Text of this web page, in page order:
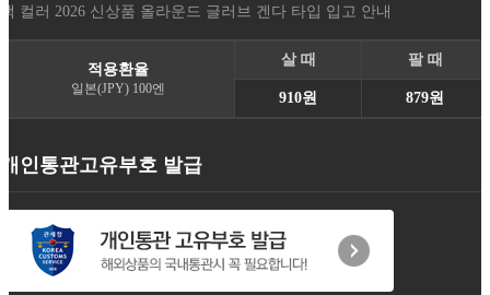
랙 컬러 2026 신상품 올라운드 글러브 겐다 타입 입고 안내
적용환율
일본(JPY) 100엔
살 때 팔 때
910원 879원
개인통관고유부호 발급